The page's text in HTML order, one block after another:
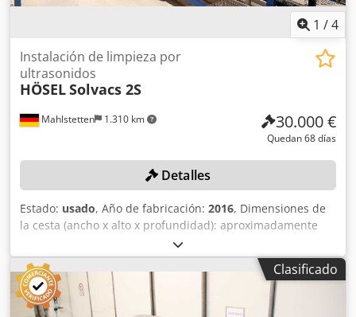
1 /4
Mahlstetten 1.310 km
Instalación de limpieza por
ultrasonidos
HÖSELSolvacs 2S
30.000 €
Quedan 68 días
Detalles
Estado: usado, Año de fabricación: 2016, Dimensiones de
la cesta (ancho x alto x profundidad): aproximadamente
480 x 400 x 200 mm, peso: 3900 kg, potencia: 55 kW, 1
transportador de rodillos eléctrico, aproximadamente 9
metros de longitud, con control Siemens Simatic HMI.
Dodpfxszqy Sfo Afmjck
Clasificado